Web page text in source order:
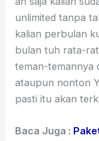
unlimited tanpa
kalian perbulan
bulan tuh rata-
teman-temannya
ataupun nonton
pasti itu akan
Baca Juga :